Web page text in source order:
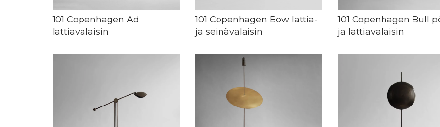
101 Copenhagen Ad
lattiavalaisin
101 Copenhagen Bow lattia-
ja seinävalaisin
101 Copenhagen Bull
ja lattiavalaisin